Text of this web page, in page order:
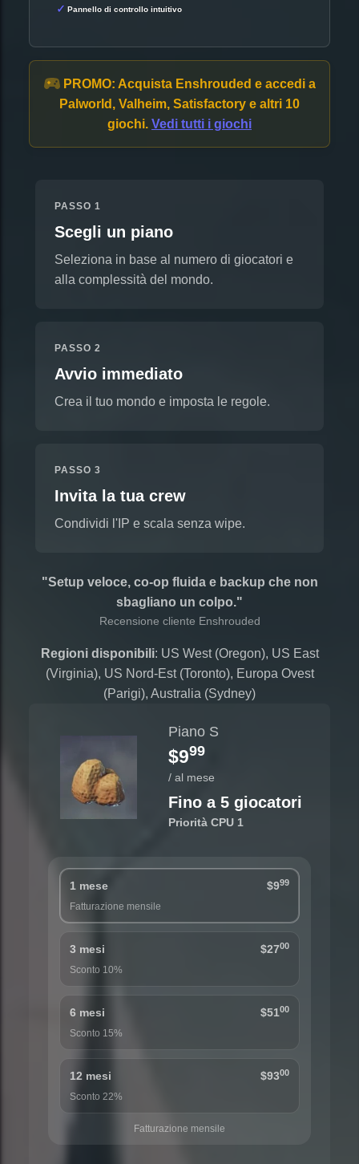
Pannello di controllo intuitivo
PROMO: Acquista Enshrouded e accedi a
Palworld, Valheim, Satisfactory e altri 10
giochi. Vedi tutti i giochi
PASSO 1
Scegli un piano
Seleziona in base al numero di giocatori e
alla complessità del mondo.
PASSO 2
Avvio immediato
Crea il tuo mondo e imposta le regole.
PASSO 3
Invita la tua crew
Condividi l'IP e scala senza wipe.
"Setup veloce, co-op fluida e backup che non
sbagliano un colpo."
Recensione cliente Enshrouded
Regioni disponibili: US West (Oregon), US East
(Virginia), US Nord-Est (Toronto), Europa Ovest
(Parigi), Australia (Sydney)
Piano S
$999
/ al mese
Fino a 5 giocatori
Priorità CPU 1
1 mese $999
Fatturazione mensile
3 mesi $2700
Sconto 10%
6 mesi $5100
Sconto 15%
12 mesi $9300
Sconto 22%
Fatturazione mensile